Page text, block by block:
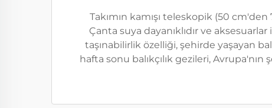
Takımın kamışı teleskopik (50
Çanta suya dayanıklıdır ve
taşınabilirlik özelliği, şehirde yaşayan
hafta sonu balıkçılık gezileri,